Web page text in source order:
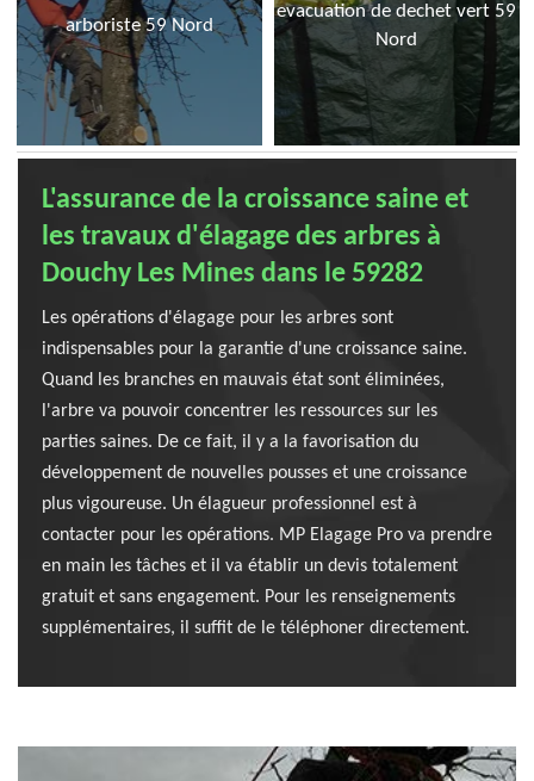
arboriste 59 Nord
evacuation de dechet vert 59
Nord
L'assurance de la croissance saine et
les travaux d'élagage des arbres à
Douchy Les Mines dans le 59282
Les opérations d'élagage pour les arbres sont
indispensables pour la garantie d'une croissance saine.
Quand les branches en mauvais état sont éliminées,
l'arbre va pouvoir concentrer les ressources sur les
parties saines. De ce fait, il y a la favorisation du
développement de nouvelles pousses et une croissance
plus vigoureuse. Un élagueur professionnel est à
contacter pour les opérations. MP Elagage Pro va prendre
en main les tâches et il va établir un devis totalement
gratuit et sans engagement. Pour les renseignements
supplémentaires, il suffit de le téléphoner directement.